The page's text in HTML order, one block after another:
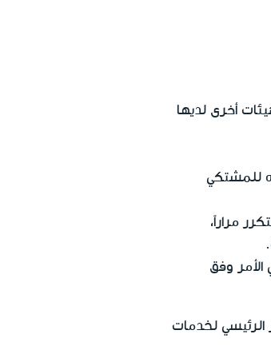
أخرى لديها
للمشتكي
مراراً،
وفق
الرئيسي لخدمات